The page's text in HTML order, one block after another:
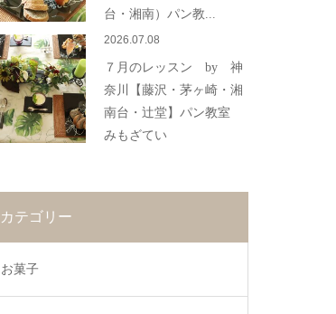
台・湘南）パン教...
2026.07.08
７月のレッスン by 神
奈川【藤沢・茅ヶ崎・湘
南台・辻堂】パン教室
みもざてい
カテゴリー
お菓子